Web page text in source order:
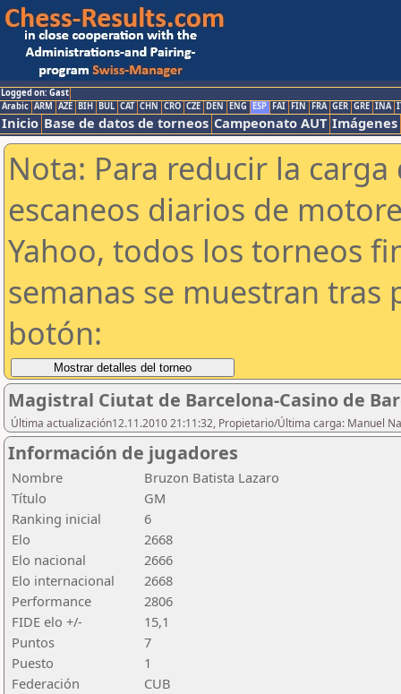
Logged on: Gast
Arabic ARM AZE BIH BUL CAT CHN CRO CZE DEN ENG ESP FAI FIN FRA GER GRE INA
Inicio Base de datos de torneos Campeonato AUT Imágenes
Nota: Para reducir la
escaneos diarios de
Yahoo, todos los torneos
semanas se muestran tras
botón:
Magistral Ciutat de Barcelona-Casino de
Última actualización12.11.2010 21:11:32, Propietario/Última carga: Manuel
Información de jugadores
Nombre
Bruzon Batista Lazaro
Título
GM
Ranking inicial
6
Elo
2668
Elo nacional
2666
Elo internacional
2668
Performance
2806
FIDE elo +/-
15,1
Puntos
7
Puesto
1
Federación
CUB